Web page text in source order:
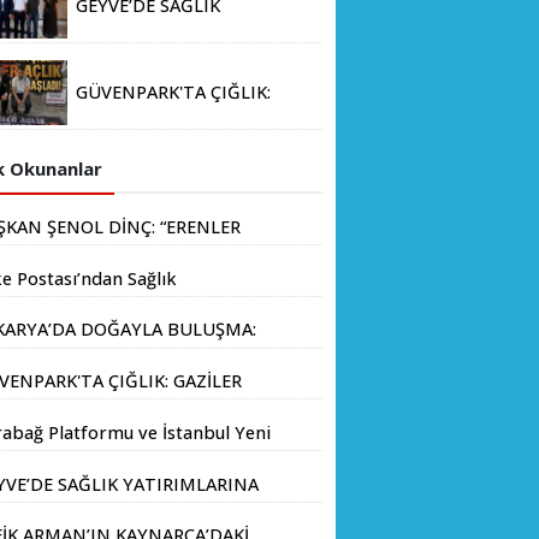
GEYVE’DE SAĞLIK
İL SAĞLIK MÜDÜRÜ DOÇ.
SAHA HEYETİ YERİNDE
GÜVENPARK'TA ÇIĞLIK:
BAŞLADI!
Okunanlar
ŞENOL DİNÇ: “ERENLER
Postası’ndan Sağlık
DOĞAYLA BULUŞMA:
ÖRNEK "AİLE KAMPI"
ÇIĞLIK: GAZİLER
Platformu ve İstanbul Yeni
İş Birliği Memorandumu
SAĞLIK YATIRIMLARINA